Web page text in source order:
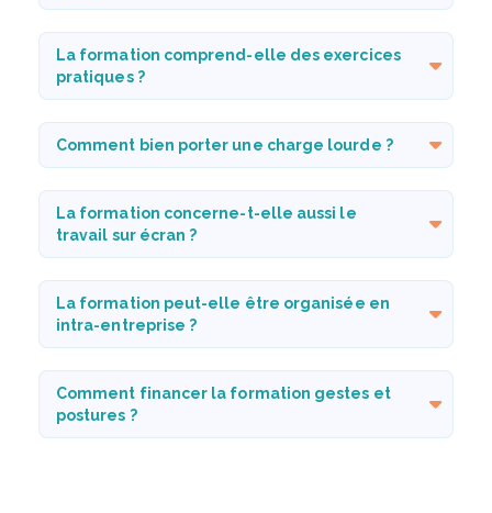
La formation comprend-elle des exercices
pratiques ?
Comment bien porter une charge lourde ?
La formation concerne-t-elle aussi le
travail sur écran ?
La formation peut-elle être organisée en
intra-entreprise ?
Comment financer la formation gestes et
postures ?